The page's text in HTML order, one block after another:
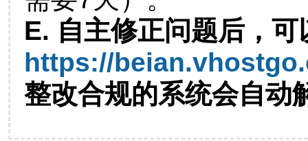
E. 自主修正问题后，可
https://
整改合规的系统会自动